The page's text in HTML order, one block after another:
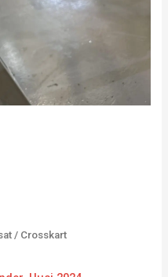
/ Crosskart